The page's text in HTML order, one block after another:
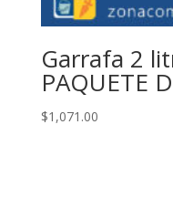
Garrafa 2
PAQUETE
$1,071.00